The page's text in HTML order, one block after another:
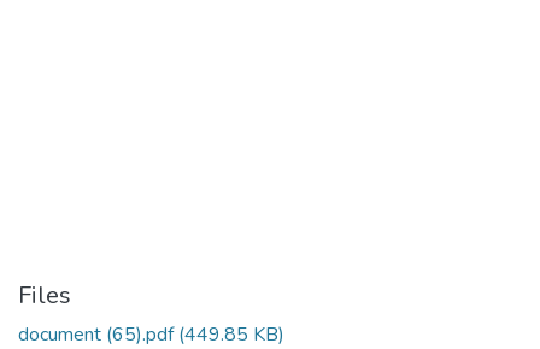
Files
document (65).pdf(449.85 KB)